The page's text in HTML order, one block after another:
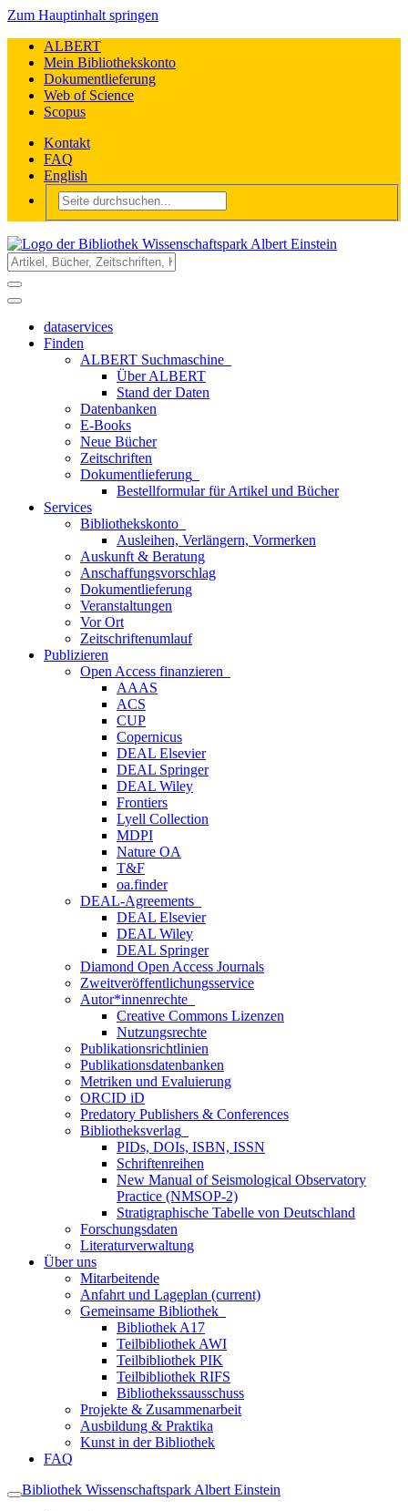
Zum Hauptinhalt springen
ALBERT
Mein Bibliothekskonto
Dokumentlieferung
Web of Science
Scopus
Kontakt
FAQ
English
dataservices
Finden
ALBERT Suchmaschine
Über ALBERT
Stand der Daten
Datenbanken
E-Books
Neue Bücher
Zeitschriften
Dokumentlieferung
Bestellformular für Artikel und Bücher
Services
Bibliothekskonto
Ausleihen, Verlängern, Vormerken
Auskunft & Beratung
Anschaffungsvorschlag
Dokumentlieferung
Veranstaltungen
Vor Ort
Zeitschriftenumlauf
Publizieren
Open Access finanzieren
AAAS
ACS
CUP
Copernicus
DEAL Elsevier
DEAL Springer
DEAL Wiley
Frontiers
Lyell Collection
MDPI
Nature OA
T&F
oa.finder
DEAL-Agreements
DEAL Elsevier
DEAL Wiley
DEAL Springer
Diamond Open Access Journals
Zweitveröffentlichungsservice
Autor*innenrechte
Creative Commons Lizenzen
Nutzungsrechte
Publikationsrichtlinien
Publikationsdatenbanken
Metriken und Evaluierung
ORCID iD
Predatory Publishers & Conferences
Bibliotheksverlag
PIDs, DOIs, ISBN, ISSN
Schriftenreihen
New Manual of Seismological Observatory
Practice (NMSOP-2)
Stratigraphische Tabelle von Deutschland
Forschungsdaten
Literaturverwaltung
Über uns
Mitarbeitende
Anfahrt und Lageplan (current)
Gemeinsame Bibliothek
Bibliothek A17
Teilbibliothek AWI
Teilbibliothek PIK
Teilbibliothek RIFS
Bibliothekssausschuss
Projekte & Zusammenarbeit
Ausbildung & Praktika
Kunst in der Bibliothek
FAQ
Bibliothek Wissenschaftspark Albert Einstein